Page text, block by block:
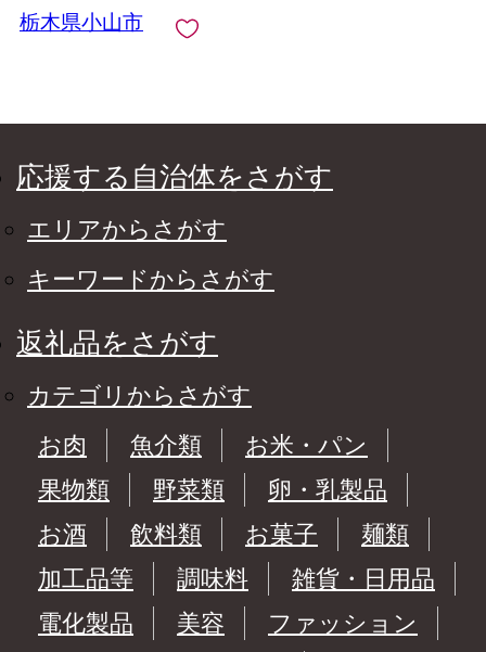
栃木県小山市
応援する自治体をさがす
エリアからさがす
キーワードからさがす
返礼品をさがす
カテゴリからさがす
お肉
魚介類
お米・パン
果物類
野菜類
卵・乳製品
お酒
飲料類 お菓子
麺類
加工品等
調味料
雑貨・日用品
電化製品
美容
ファッション